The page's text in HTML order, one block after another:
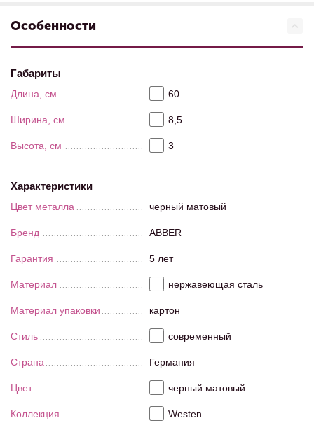
Особенности
Габариты
Длина, см 60
Ширина, см 8,5
Высота, см 3
Характеристики
Цвет металла черный матовый
Бренд ABBER
Гарантия 5 лет
Материал нержавеющая сталь
Материал упаковки картон
Стиль современный
Страна Германия
Цвет черный матовый
Коллекция Westen